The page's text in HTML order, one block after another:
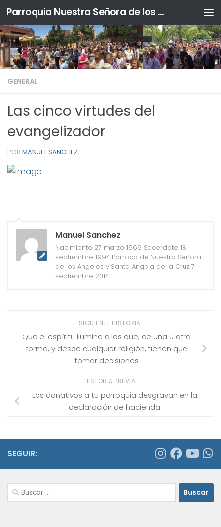
Saltar al contenido Parroquia Nuestra Señora de los Ángeles y Sta. Ángela de la Cruz
GENERAL
Las cinco virtudes del
evangelizador
POR MANUEL SANCHEZ
Manuel Sanchez
Nacimiento 27 marzo 1969 Sacerdote 18
septiembre 1994 Párroco de Nuestra Señora
de los Angeles y Santa Angela de la Cruz 7
septiembre 2014
SIGUIENTE HISTORIA
Que el espíritu ilumine a los que, de una u otra
forma, y desde cualquier religión, tienen que
tomar decisiones
HISTORIA PREVIA
Los donativos a tu parroquia desgravan en la
declaración de hacienda
SEGUIR:
Buscar: